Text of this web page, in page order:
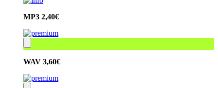
MP3 2,40€
WAV 3,60€